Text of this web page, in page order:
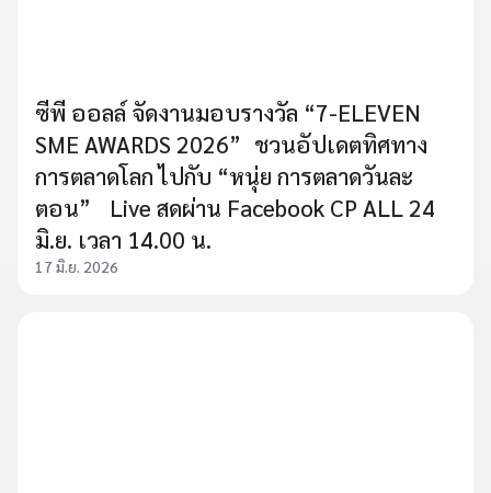
ซีพี ออลล์ จัดงานมอบรางวัล “7-ELEVEN
SME AWARDS 2026” ชวนอัปเดตทิศทาง
การตลาดโลก ไปกับ “หนุ่ย การตลาดวันละ
ตอน” Live สดผ่าน Facebook CP ALL 24
มิ.ย. เวลา 14.00 น.
17 มิ.ย. 2026